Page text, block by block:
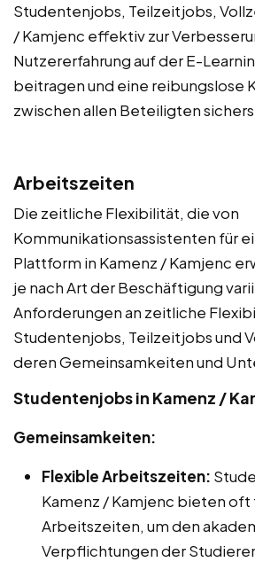
Studentenjobs, Teilzeitjobs,
/ Kamjenc effektiv zur
Nutzererfahrung auf der E-
beitragen und eine reibungslose
zwischen allen Beteiligten
Arbeitszeiten
Die zeitliche Flexibilität, die von
Kommunikationsassistenten für
Plattform in Kamenz / Kamjenc
je nach Art der Beschäftigung
Anforderungen an zeitliche
Studentenjobs, Teilzeitjobs und
deren Gemeinsamkeiten und
Studentenjobs in Kamenz /
Gemeinsamkeiten:
Flexible Arbeitszeiten:
Kamenz / Kamjenc bieten
Arbeitszeiten, um den
Verpflichtungen der